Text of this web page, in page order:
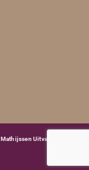
Mathijssen Uitvaartverzorging